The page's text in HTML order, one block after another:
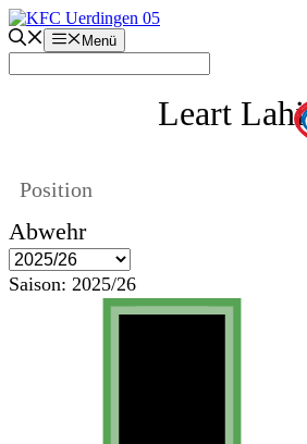
Zum
Inhalt
springen
Menü
Leart Lahi
Position
Abwehr
Saison: 2025/26